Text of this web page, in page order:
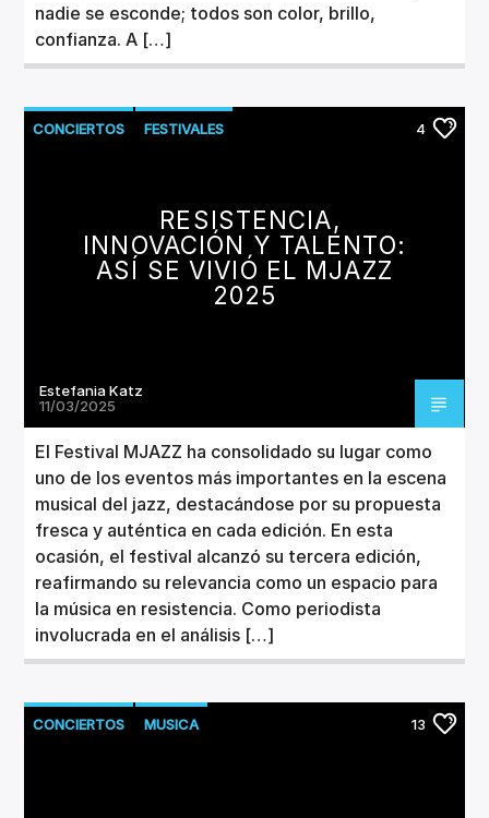
nadie se esconde; todos son color, brillo,
confianza. A […]
CONCIERTOS FESTIVALES 4
RESISTENCIA,
INNOVACIÓN Y TALENTO:
ASÍ SE VIVIÓ EL MJAZZ
2025
Estefania Katz
11/03/2025
El Festival MJAZZ ha consolidado su lugar como
uno de los eventos más importantes en la escena
musical del jazz, destacándose por su propuesta
fresca y auténtica en cada edición. En esta
ocasión, el festival alcanzó su tercera edición,
reafirmando su relevancia como un espacio para
la música en resistencia. Como periodista
involucrada en el análisis […]
CONCIERTOS MUSICA 13